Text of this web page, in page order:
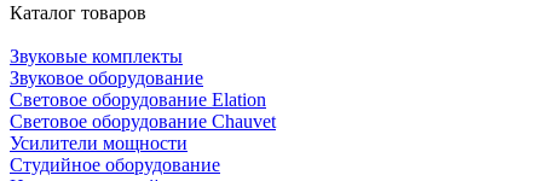
Каталог товаров
Звуковые комплекты
Звуковое оборудование
Световое оборудование Elation
Cветовое оборудование Chauvet
Усилители мощности
Студийное оборудование